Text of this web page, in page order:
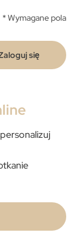
* Wymagane pola
się